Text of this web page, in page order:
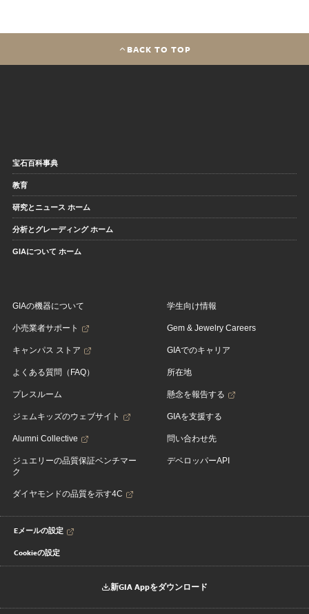
BACK TO TOP
宝石百科事典
教育
研究とニュース ホーム
分析とグレーディング ホーム
GIAについて ホーム
GIAの機器について
小売業者サポート
キャンパス ストア
よくある質問（FAQ）
プレスルーム
ジェムキッズのウェブサイト
Alumni Collective
ジュエリーの品質保証ベンチマー
ク
ダイヤモンドの品質を示す4C
学生向け情報
Gem & Jewelry Careers
GIAでのキャリア
所在地
懸念を報告する
GIAを支援する
問い合わせ先
デベロッパーAPI
Eメールの設定
Cookieの設定
新GIA Appをダウンロード